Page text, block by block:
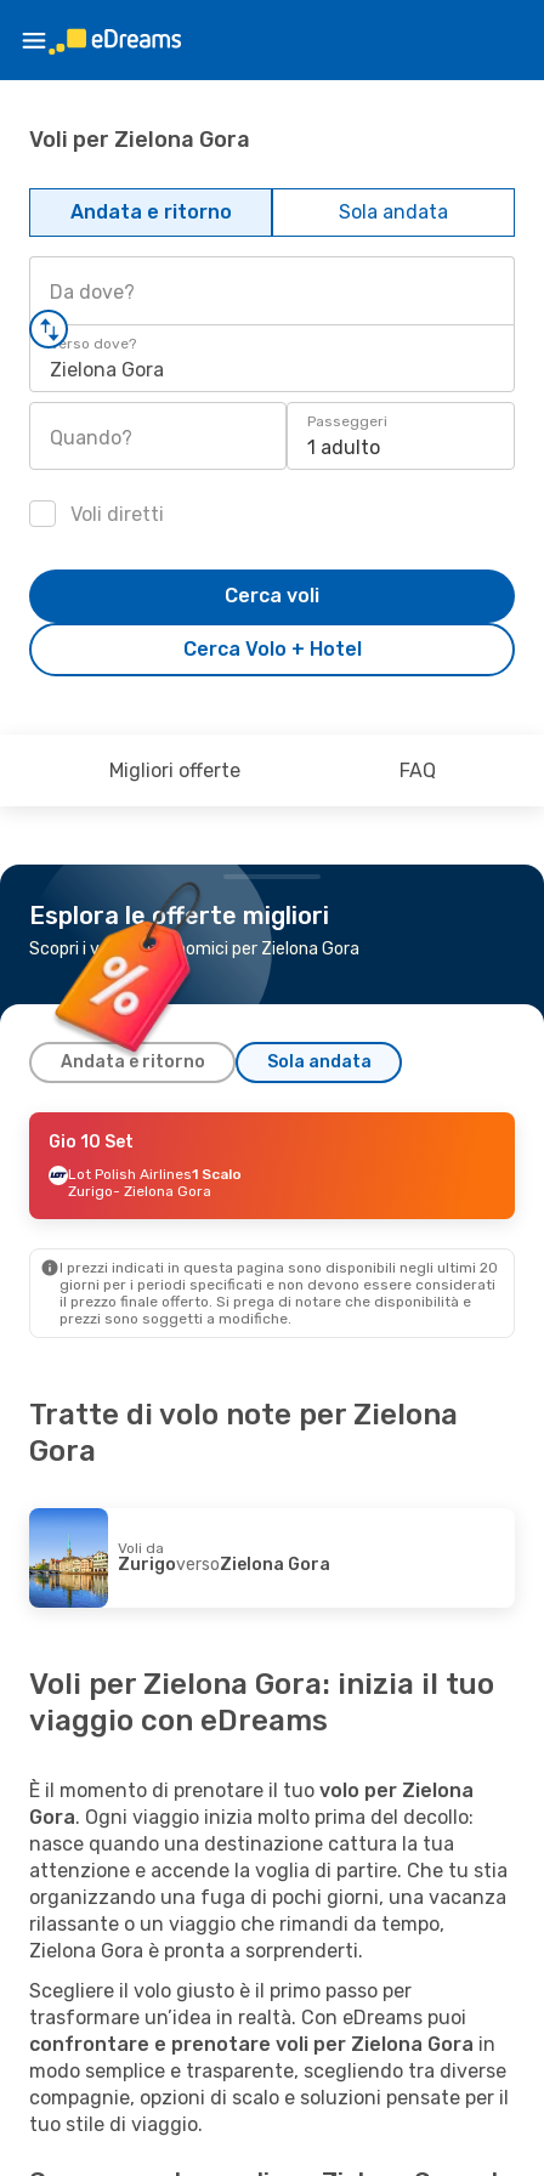
Voli per Zielona Gora
Andata e ritorno Sola andata
Da dove?
Verso dove?
Zielona Gora
Quando?
Passeggeri
1 adulto
Voli diretti
Cerca Volo + Hotel
Cerca voli
Migliori offerte FAQ
Esplora le offerte migliori
Scopri i voli più economici per Zielona Gora
Andata e ritorno Sola andata
Gio 10 Set
Lot Polish Airlines1 Scalo
Zurigo- Zielona Gora
Zielona Gora- Zurigo
Gio 10 Set
Lot Polish Airlines1 Scalo
Zurigo- Zielona Gora
I prezzi indicati in questa pagina sono disponibili negli ultimi 20
giorni per i periodi specificati e non devono essere considerati
il ​​prezzo finale offerto. Si prega di notare che disponibilità e
prezzi sono soggetti a modifiche.
Tratte di volo note per Zielona
Gora
Voli da
ZurigoversoZielona Gora
Voli per Zielona Gora: inizia il tuo
viaggio con eDreams
È il momento di prenotare il tuo volo per Zielona
Gora. Ogni viaggio inizia molto prima del decollo:
nasce quando una destinazione cattura la tua
attenzione e accende la voglia di partire. Che tu stia
organizzando una fuga di pochi giorni, una vacanza
rilassante o un viaggio che rimandi da tempo,
Zielona Gora è pronta a sorprenderti.
Scegliere il volo giusto è il primo passo per
trasformare un’idea in realtà. Con eDreams puoi
confrontare e prenotare voli per Zielona Gora in
modo semplice e trasparente, scegliendo tra diverse
compagnie, opzioni di scalo e soluzioni pensate per il
tuo stile di viaggio.